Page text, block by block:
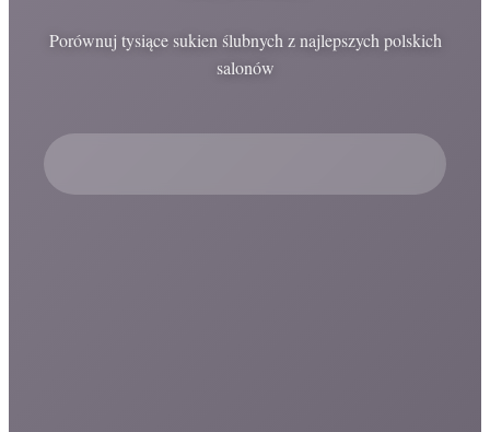
Porównuj tysiące sukien ślubnych z najlepszych polskich
salonów